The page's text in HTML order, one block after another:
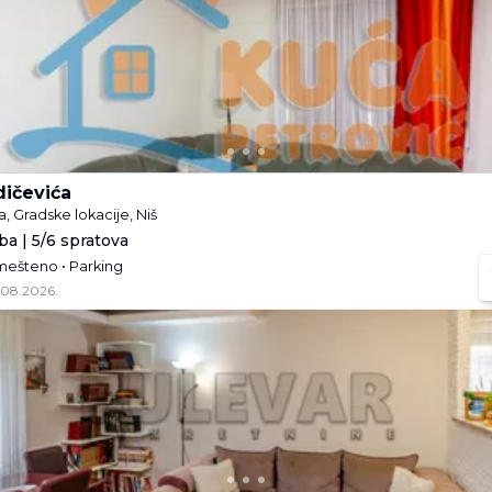
Gradske lokacije, Niš
| 5/6 spratova
• Parking